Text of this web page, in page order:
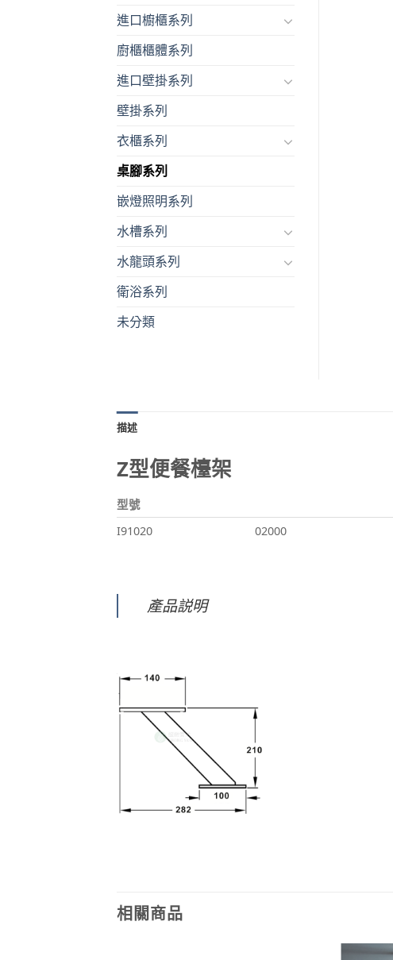
進口櫥櫃系列
廚櫃櫃體系列
進口壁掛系列
壁掛系列
衣櫃系列
桌腳系列
嵌燈照明系列
水槽系列
水龍頭系列
衛浴系列
未分類
描述
Z型便餐檯架
型號
I91020
02000
產品説明
相關商品